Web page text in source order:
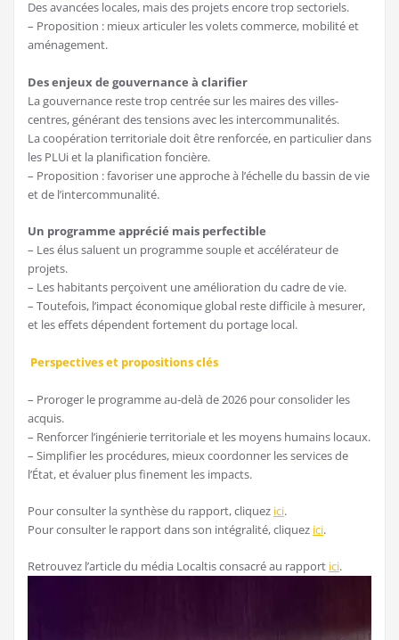
Des avancées locales, mais des projets encore trop sectoriels.
– Proposition : mieux articuler les volets commerce, mobilité et
aménagement.
Des enjeux de gouvernance à clarifier
La gouvernance reste trop centrée sur les maires des villes-
centres, générant des tensions avec les intercommunalités.
La coopération territoriale doit être renforcée, en particulier dans
les PLUi et la planification foncière.
– Proposition : favoriser une approche à l’échelle du bassin de vie
et de l’intercommunalité.
Un programme apprécié mais perfectible
– Les élus saluent un programme souple et accélérateur de
projets.
– Les habitants perçoivent une amélioration du cadre de vie.
– Toutefois, l’impact économique global reste difficile à mesurer,
et les effets dépendent fortement du portage local.
Perspectives et propositions clés
– Proroger le programme au-delà de 2026 pour consolider les
acquis.
– Renforcer l’ingénierie territoriale et les moyens humains locaux.
– Simplifier les procédures, mieux coordonner les services de
l’État, et évaluer plus finement les impacts.
Pour consulter la synthèse du rapport, cliquez ici.
Pour consulter le rapport dans son intégralité, cliquez ici.
Retrouvez l’article du média Localtis consacré au rapport ici.